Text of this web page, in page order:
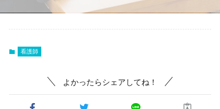
看護師
よかったらシェアしてね！